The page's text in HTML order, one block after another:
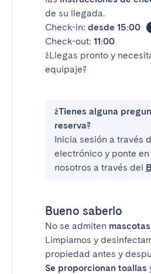
de su llegada.
Check-in: desde 15:00
Check-out: 11:00
¿Llegas pronto y
equipaje?
¿Tienes alguna
reserva?
Inicia sesión a través
electrónico y ponte
nosotros a través del
Bueno saberlo
No se admiten mascotas
Limpiamos y
propiedad antes y
Se proporcionan toallas